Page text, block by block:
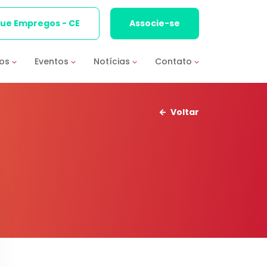
Eventos Notícias Contato
Empregos - CE Associe-se
Voltar